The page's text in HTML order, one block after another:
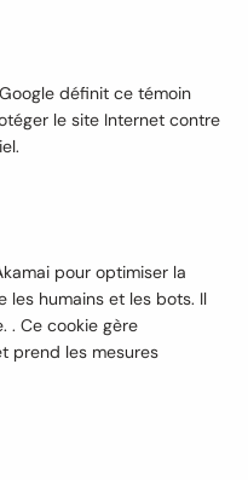
définit ce témoin
le site Internet contre
pour optimiser la
les humains et les bots. Il
. Ce cookie gère
prend les mesures